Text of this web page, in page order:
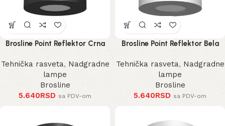
Brosline Point Reflektor Crna
100 mm
Tehnička rasveta,Nadgradne
lampe
Brosline
5.640RSD sa PDV-om
Brosline Point Reflektor Bela
100 mm
Tehnička rasveta, Nadgradne
lampe
Brosline
5.640RSD sa PDV-om